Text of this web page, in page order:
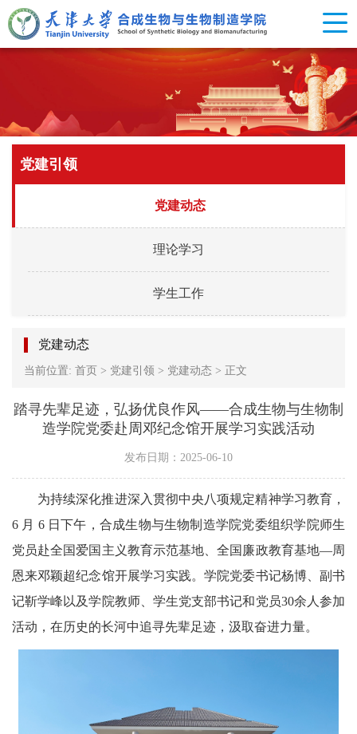
党建引领
党建动态
理论学习
学生工作
党建动态
当前位置: 首页 > 党建引领 > 党建动态 > 正文
踏寻先辈足迹，弘扬优良作风——合成生物与生物制
造学院党委赴周邓纪念馆开展学习实践活动
发布日期：2025-06-10
为持续深化推进深入贯彻中央八项规定精神学习教育，
6 月 6 日下午，合成生物与生物制造学院党委组织学院师生
党员赴全国爱国主义教育示范基地、全国廉政教育基地—周
恩来邓颖超纪念馆开展学习实践。学院党委书记杨博、副书
记靳学峰以及学院教师、学生党支部书记和党员30余人参加
活动，在历史的长河中追寻先辈足迹，汲取奋进力量。